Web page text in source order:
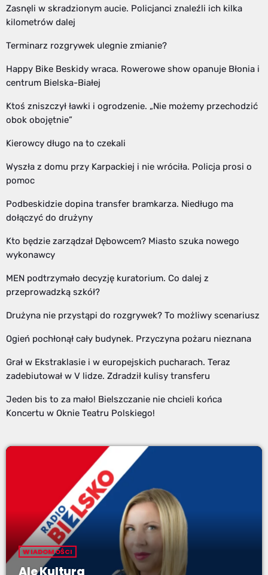
Zasnęli w skradzionym aucie. Policjanci znaleźli ich kilka
kilometrów dalej
Terminarz rozgrywek ulegnie zmianie?
Happy Bike Beskidy wraca. Rowerowe show opanuje Błonia i
centrum Bielska-Białej
Ktoś zniszczył ławki i ogrodzenie. „Nie możemy przechodzić
obok obojętnie”
Kierowcy długo na to czekali
Wyszła z domu przy Karpackiej i nie wróciła. Policja prosi o
pomoc
Podbeskidzie dopina transfer bramkarza. Niedługo ma
dołączyć do drużyny
Kto będzie zarządzał Dębowcem? Miasto szuka nowego
wykonawcy
MEN podtrzymało decyzję kuratorium. Co dalej z
przeprowadzką szkół?
Drużyna nie przystąpi do rozgrywek? To możliwy scenariusz
Ogień pochłonął cały budynek. Przyczyna pożaru nieznana
Grał w Ekstraklasie i w europejskich pucharach. Teraz
zadebiutował w V lidze. Zdradził kulisy transferu
Jeden bis to za mało! Bielszczanie nie chcieli końca
Koncertu w Oknie Teatru Polskiego!
WIADOMOŚCI
Ale Kultura